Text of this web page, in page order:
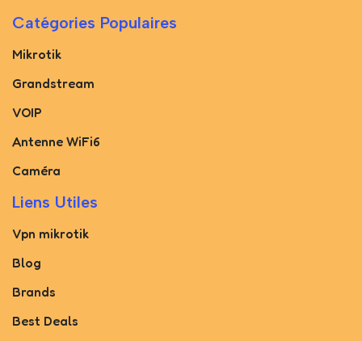
Catégories Populaires
Mikrotik
Grandstream
VOIP
Antenne WiFi6
Caméra
Liens Utiles
Vpn mikrotik
Blog
Brands
Best Deals